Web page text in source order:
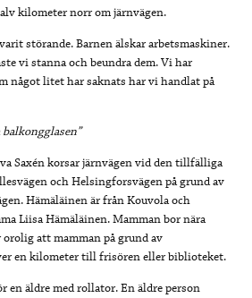
kilometer norr om järnvägen.
störande. Barnen älskar arbetsmaskiner.
vi stanna och beundra dem. Vi har
något litet har saknats har vi handlat på
Saxén korsar järnvägen vid den tillfälliga
och Helsingforsvägen på grund av
Hämäläinen är från Kouvola och
Liisa Hämäläinen. Mamman bor nära
att mamman på grund av
en kilometer till frisören eller biblioteket.
en äldre med rollator. En äldre person